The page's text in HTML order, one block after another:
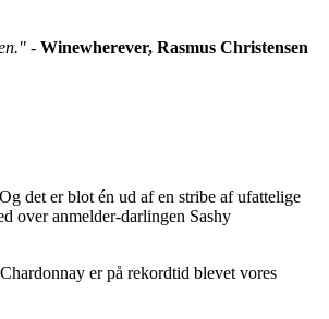
- Winewherever, Rasmus Christensen
det er blot én ud af en stribe af ufattelige
over anmelder-darlingen Sashy
er på rekordtid blevet vores